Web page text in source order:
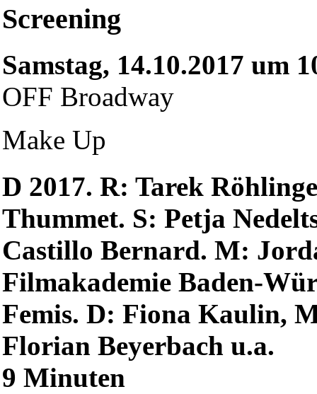
Screening
Samstag, 14.10.2017 um
OFF Broadway
Make Up
D 2017. R: Tarek
Thummet. S: Petja
Castillo Bernard. M:
Filmakademie Baden-
Femis. D: Fiona Kaulin,
Florian Beyerbach u.a.
9 Minuten